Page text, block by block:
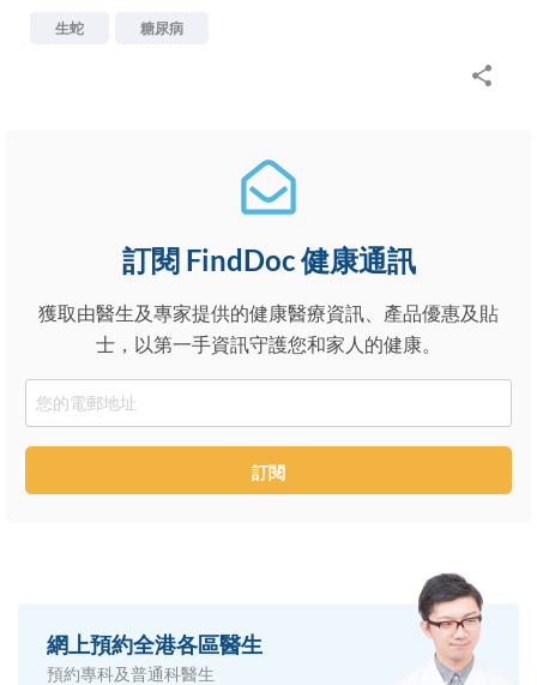
生蛇 糖尿病
訂閱 FindDoc 健康通訊
獲取由醫生及專家提供的健康醫療資訊、產品優惠及貼
士，以第一手資訊守護您和家人的健康。
Email
訂閱
網上預約全港各區醫生
預約專科及普通科醫生